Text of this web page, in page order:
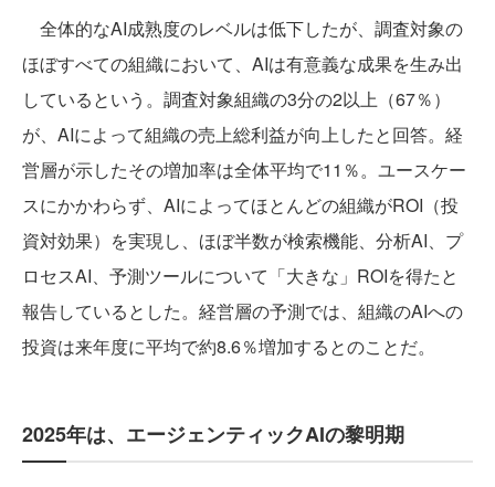
全体的なAI成熟度のレベルは低下したが、調査対象の
ほぼすべての組織において、AIは有意義な成果を生み出
しているという。調査対象組織の3分の2以上（67％）
が、AIによって組織の売上総利益が向上したと回答。経
営層が示したその増加率は全体平均で11％。ユースケー
スにかかわらず、AIによってほとんどの組織がROI（投
資対効果）を実現し、ほぼ半数が検索機能、分析AI、プ
ロセスAI、予測ツールについて「大きな」ROIを得たと
報告しているとした。経営層の予測では、組織のAIへの
投資は来年度に平均で約8.6％増加するとのことだ。
2025年は、エージェンティックAIの黎明期